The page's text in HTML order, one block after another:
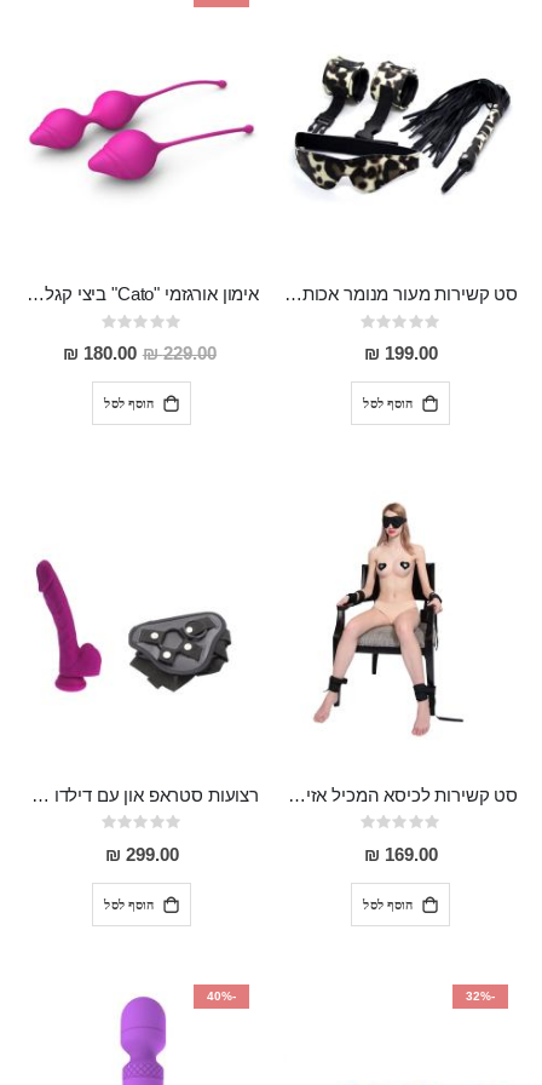
סט קשירות מעור מנומר אכותי המכיל כיסוי עיניים אזיקים ושוט "Plutus"
Rating:
0%
199.00 ₪
הוסף לסל
אימון אורגזמי "Cato" ביצי קגל מסיליקון רפואי עם משקולת
Rating:
0%
229.00 ₪
מחיר
מבצע
180.00 ₪
הוסף לסל
סט קשירות לכיסא המכיל אזיקים לידיים ,אזיקים לרגליים וכיסוי עיניים Egon
Rating:
0%
169.00 ₪
הוסף לסל
רצועות סטראפ און עם דילדו 20 ס"מ "Lear"
Rating:
0%
299.00 ₪
הוסף לסל
-32%
-40%